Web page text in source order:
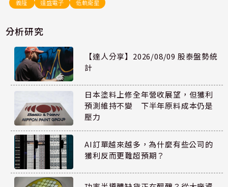
義隆 達盛電子 低軌衛星
分析研究
【達人分享】2026/08/09 股泰盤勢統
計
日本塗料上修全年營收展望，但獲利
預測維持不變 下半年原料成本仍是
壓力
AI訂單越來越多，為什麼有些公司的
獲利反而更難超預期？